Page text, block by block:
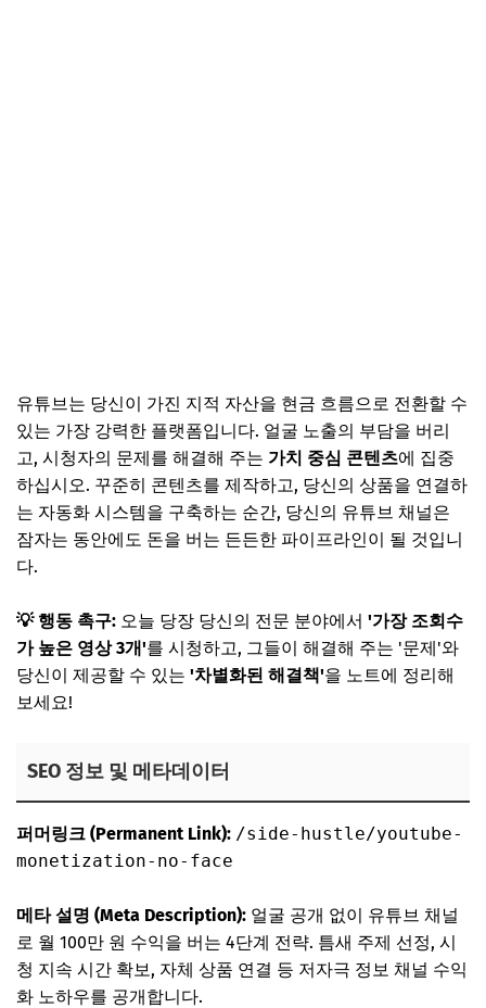
유튜브는 당신이 가진 지적 자산을 현금 흐름으로 전환할 수
있는 가장 강력한 플랫폼입니다. 얼굴 노출의 부담을 버리
고, 시청자의 문제를 해결해 주는 가치 중심 콘텐츠에 집중
하십시오. 꾸준히 콘텐츠를 제작하고, 당신의 상품을 연결하
는 자동화 시스템을 구축하는 순간, 당신의 유튜브 채널은
잠자는 동안에도 돈을 버는 든든한 파이프라인이 될 것입니
다.
💡 행동 촉구: 오늘 당장 당신의 전문 분야에서 '가장 조회수
가 높은 영상 3개'를 시청하고, 그들이 해결해 주는 '문제'와
당신이 제공할 수 있는 '차별화된 해결책'을 노트에 정리해
보세요!
SEO 정보 및 메타데이터
퍼머링크 (Permanent Link): /side-hustle/youtube-
monetization-no-face
메타 설명 (Meta Description): 얼굴 공개 없이 유튜브 채널
로 월 100만 원 수익을 버는 4단계 전략. 틈새 주제 선정, 시
청 지속 시간 확보, 자체 상품 연결 등 저자극 정보 채널 수익
화 노하우를 공개합니다.